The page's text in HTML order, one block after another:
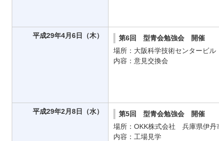
平成29年4月6日（木）
第6回 型青会勉強会 開催
場所：大阪科学技術センタービ
内容：意見交換会
平成29年2月8日（水）
第5回 型青会勉強会 開催
場所：OKK株式会社 兵庫県伊丹
内容：工場見学